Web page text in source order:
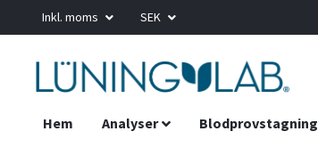
Inkl. moms SEK
Hem Analyser Blodprovstagning